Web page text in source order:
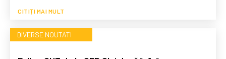
CITIȚI MAI MULT
DIVERSE NOUTATI